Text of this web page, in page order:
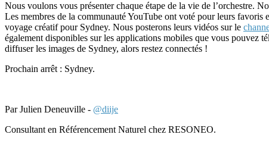
Nous voulons vous présenter chaque étape de la vie de l’orchestre.
Les membres de la communauté YouTube ont voté pour leurs
voyage créatif pour Sydney. Nous posterons leurs vidéos sur le
également disponibles sur les applications mobiles que vous pouvez
diffuser les images de Sydney, alors restez connectés !
Prochain arrêt : Sydney.
Par Julien Deneuville - @diije
Consultant en Référencement Naturel chez RESONEO.